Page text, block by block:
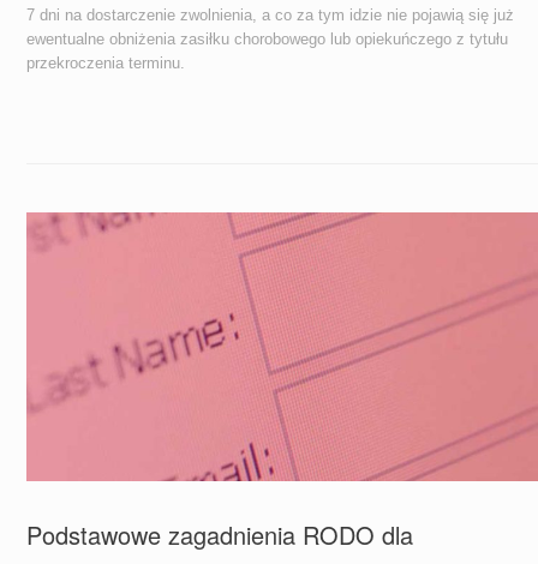
7 dni na dostarczenie zwolnienia, a co za tym idzie nie pojawią się już
ewentualne obniżenia zasiłku chorobowego lub opiekuńczego z tytułu
przekroczenia terminu.
Podstawowe zagadnienia RODO dla